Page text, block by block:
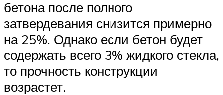
бетона после полного
затвердевания снизится примерно
на 25%. Однако если бетон будет
содержать всего 3% жидкого стекла,
то прочность конструкции
возрастет.